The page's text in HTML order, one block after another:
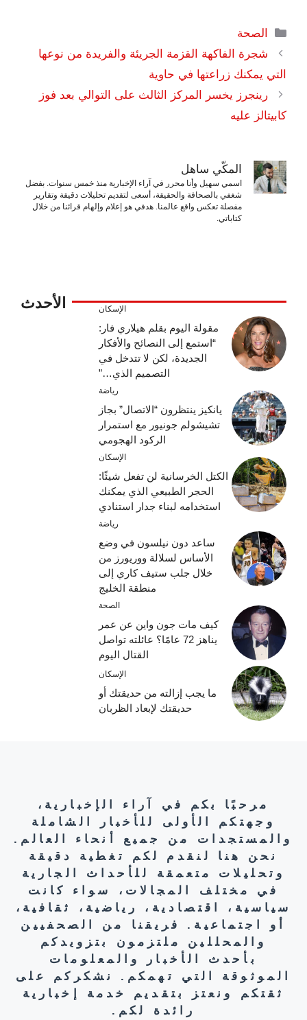
التصنيفات
الصحة
شجرة الفاكهة القزمة الجريئة والفريدة من نوعها
التي يمكنك زراعتها في حاوية
رينجرز يخسر المركز الثالث على التوالي بعد فوز
كابيتالز عليه
المكّي ساهل
اسمي سهيل وأنا محرر في آراء الإخبارية منذ خمس سنوات. بفضل
شغفي بالصحافة والحقيقة، أسعى لتقديم تحليلات دقيقة وتقارير
مفصلة تعكس واقع عالمنا. هدفي هو إعلام وإلهام قرائنا من خلال
كتاباتي.
الأحدث الإسكان
مقولة اليوم بقلم هيلاري فار:
“استمع إلى النصائح والأفكار
الجديدة، لكن لا تتدخل في
التصميم الذي…”
رياضة
يانكيز ينتظرون “الاتصال” بجاز
تشيشولم جونيور مع استمرار
الركود الهجومي
الإسكان
الكتل الخرسانية لن تفعل شيئًا:
الحجر الطبيعي الذي يمكنك
استخدامه لبناء جدار استنادي
رياضة
ساعد دون نيلسون في وضع
الأساس لسلالة ووريورز من
خلال جلب ستيف كاري إلى
منطقة الخليج
الصحة
كيف مات جون واين عن عمر
يناهز 72 عامًا؟ عائلته تواصل
القتال اليوم
الإسكان
ما يجب إزالته من حديقتك أو
حديقتك لإبعاد الظربان
مرحبًا بكم في آراء الإخبارية،
وجهتكم الأولى للأخبار الشاملة
والمستجدات من جميع أنحاء العالم.
نحن هنا لنقدم لكم تغطية دقيقة
وتحليلات متعمقة للأحداث الجارية
في مختلف المجالات، سواء كانت
سياسية، اقتصادية، رياضية، ثقافية،
أو اجتماعية. فريقنا من الصحفيين
والمحللين ملتزمون بتزويدكم
بأحدث الأخبار والمعلومات
الموثوقة التي تهمكم. نشكركم على
ثقتكم ونعتز بتقديم خدمة إخبارية
رائدة لكم.